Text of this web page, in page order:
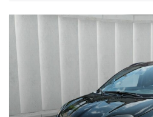
Vedi dettagli